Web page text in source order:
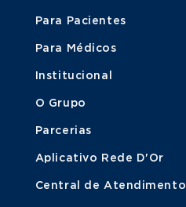
Para Pacientes
Para Médicos
Institucional
O Grupo
Parcerias
Aplicativo Rede D'Or
Central de Atendimento